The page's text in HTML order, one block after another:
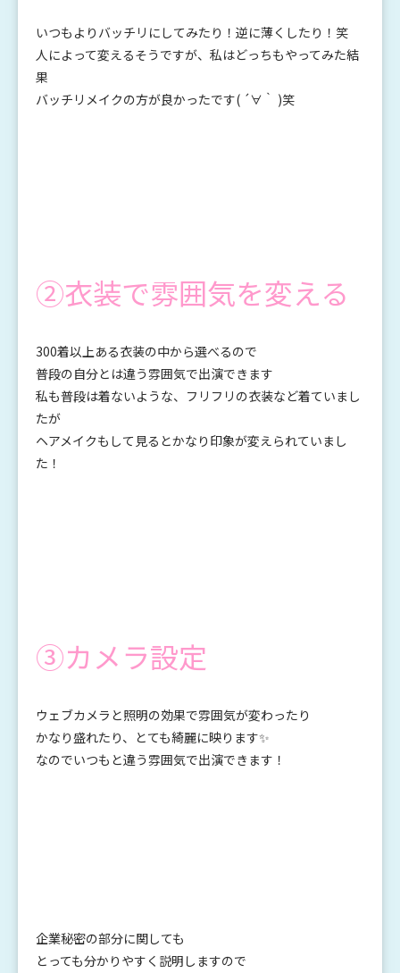
いつもよりバッチリにしてみたり！逆に薄くしたり！笑
人によって変えるそうですが、私はどっちもやってみた結
果
バッチリメイクの方が良かったです( ´∀｀ )笑
②衣装で雰囲気を変える
300着以上ある衣装の中から選べるので
普段の自分とは違う雰囲気で出演できます
私も普段は着ないような、フリフリの衣装など着ていまし
たが
ヘアメイクもして見るとかなり印象が変えられていまし
た！
③カメラ設定
ウェブカメラと照明の効果で雰囲気が変わったり
かなり盛れたり、とても綺麗に映ります✨
なのでいつもと違う雰囲気で出演できます！
企業秘密の部分に関しても
とっても分かりやすく説明しますので